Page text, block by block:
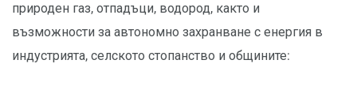
природен газ, отпадъци, водород, както и
възможности за автономно захранване с енергия в
индустрията, селското стопанство и общините: